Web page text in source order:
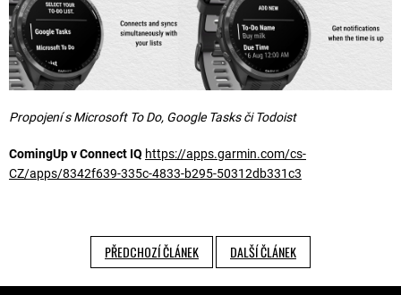
Propojení s Microsoft To Do, Google Tasks či Todoist
ComingUp v Connect IQ https://apps.garmin.com/cs-
CZ/apps/8342f639-335c-4833-b295-50312db331c3
PŘEDCHOZÍ ČLÁNEK DALŠÍ ČLÁNEK